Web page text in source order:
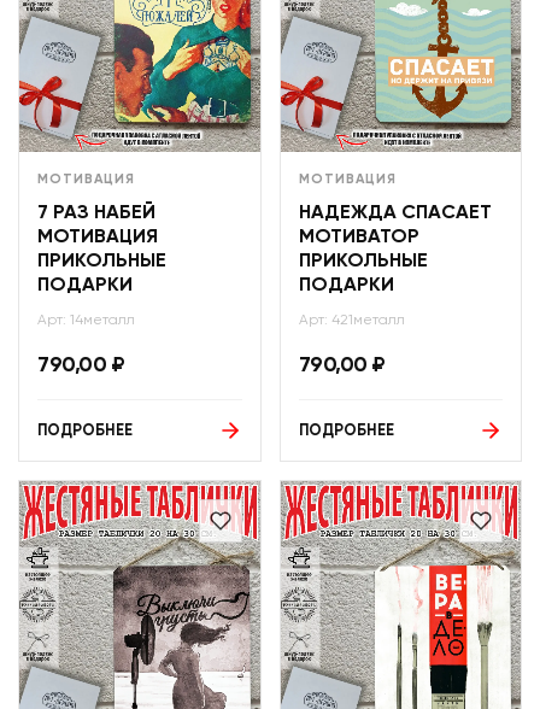
МОТИВАЦИЯ
7 РАЗ НАБЕЙ
МОТИВАЦИЯ
ПРИКОЛЬНЫЕ
ПОДАРКИ
Арт: 14металл
790,00 ₽
ПОДРОБНЕЕ
МОТИВАЦИЯ
НАДЕЖДА СПАСАЕТ
МОТИВАТОР
ПРИКОЛЬНЫЕ
ПОДАРКИ
Арт: 421металл
790,00 ₽
ПОДРОБНЕЕ